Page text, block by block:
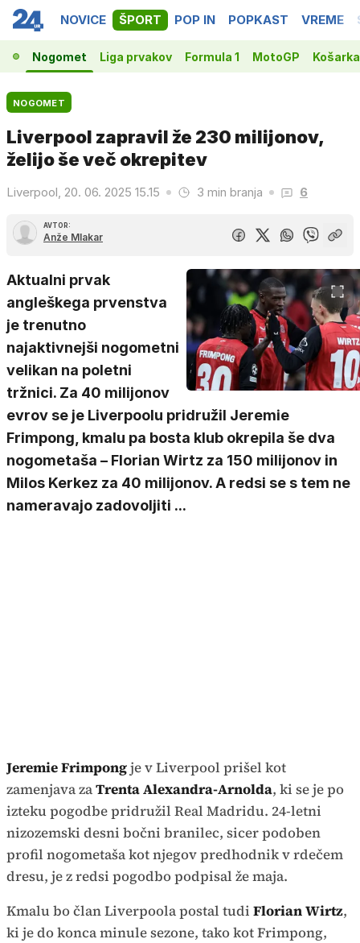
NOVICE ŠPORT POP IN POPKAST VREME
Nogomet Liga prvakov Formula 1 MotoGP Košarka
NOGOMET
Liverpool zapravil že 230 milijonov,
želijo še več okrepitev
Liverpool, 20. 06. 2025 15.15 3 min branja 6
AVTOR:
Anže Mlakar
Aktualni prvak
angleškega prvenstva
je trenutno
najaktivnejši nogometni
velikan na poletni
tržnici. Za 40 milijonov
evrov se je Liverpoolu pridružil Jeremie
Frimpong, kmalu pa bosta klub okrepila še dva
nogometaša – Florian Wirtz za 150 milijonov in
Milos Kerkez za 40 milijonov. A redsi se s tem ne
nameravajo zadovoljiti ...
Jeremie Frimpongje v Liverpool prišel kot
zamenjava zaTrenta Alexandra-Arnolda, ki se je po
izteku pogodbe pridružil Real Madridu. 24-letni
nizozemski desni bočni branilec, sicer podoben
profil nogometaša kot njegov predhodnik v rdečem
dresu, je z redsi pogodbo podpisal že maja.
Kmalu bo član Liverpoola postal tudi Florian Wirtz,
ki je do konca minule sezone, tako kot Frimpong,